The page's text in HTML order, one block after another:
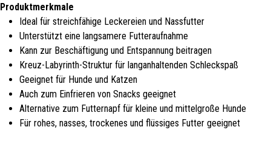
Produktmerkmale
Ideal für streichfähige Leckereien und Nassfutter
Unterstützt eine langsamere Futteraufnahme
Kann zur Beschäftigung und Entspannung beitragen
Kreuz-Labyrinth-Struktur für langanhaltenden Schleckspaß
Geeignet für Hunde und Katzen
Auch zum Einfrieren von Snacks geeignet
Alternative zum Futternapf für kleine und mittelgroße Hunde
Für rohes, nasses, trockenes und flüssiges Futter geeignet